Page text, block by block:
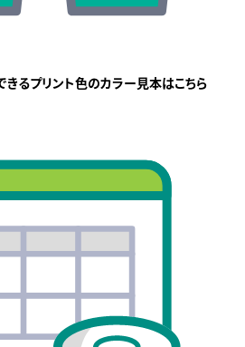
きるプリント色のカラー見本はこちら